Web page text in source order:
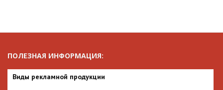
ПОЛЕЗНАЯ ИНФОРМАЦИЯ:
Виды рекламной продукции